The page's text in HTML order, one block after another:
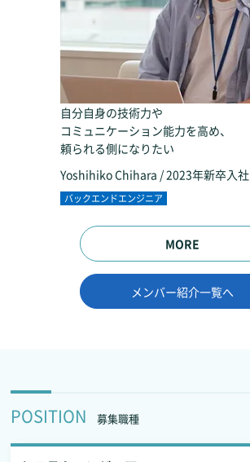
自分自身の技術力や
コミュニケーション能力を高め、
頼られる側になりたい
Yoshihiko Chihara / 2023年新卒入社
バックエンドエンジニア
MORE
メンバー紹介一覧へ
POSITION 募集職種